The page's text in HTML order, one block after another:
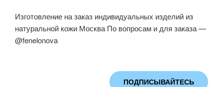
Изготовление на заказ индивидуальных изделий из
натуральной кожи Москва По вопросам и для заказа —
@fenelonova
ПОДПИСЫВАЙТЕСЬ